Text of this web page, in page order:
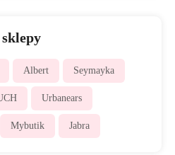
Albert Seymayka
Urbanears
Mybutik Jabra